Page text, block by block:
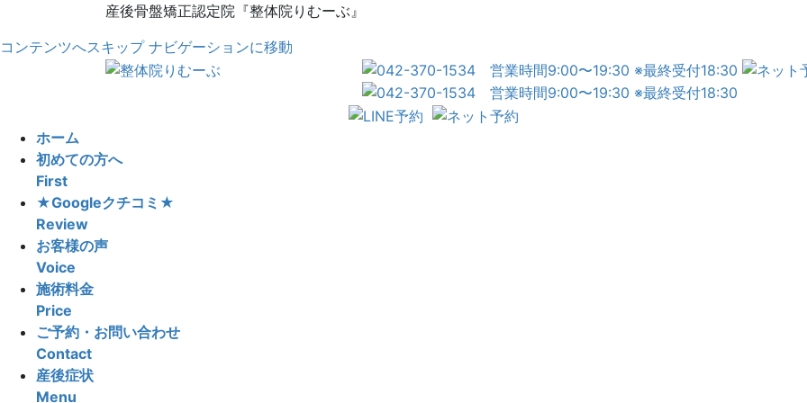
産後骨盤矯正認定院『整体院りむーぶ』
コンテンツへスキップ ナビゲーションに移動
ホーム
初めての方へ
First
★Googleクチコミ★
Review
お客様の声
Voice
施術料金
Price
ご予約・お問い合わせ
Contact
産後症状
Menu